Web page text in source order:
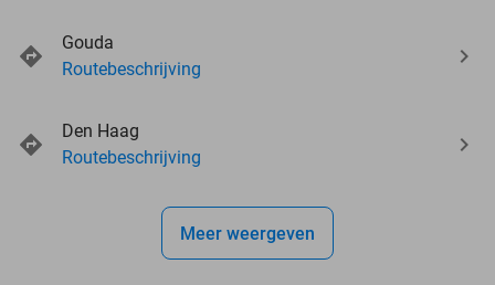
Gouda
Routebeschrijving
Den Haag
Routebeschrijving
Meer weergeven